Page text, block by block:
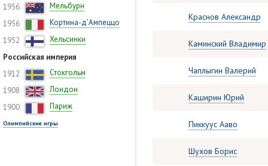
1956
Мельбурн
1956
Кортина-д’Ампеццо
1952
Хельсинки
Российская империя
1912
Стокгольм
1908
Лондон
1900
Париж
Олимпийские игры
Краснов Александр
Каминский Владимир
Чаплыгин Валерий
Каширин Юрий
Пиккуус Ааво
Шухов Борис